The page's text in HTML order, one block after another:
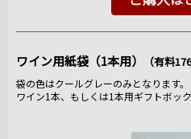
ワイン用紙袋（1本用） （有料
袋の色はクールグレーのみとなります。
ワイン1本、もしくは1本用ギフトボッ